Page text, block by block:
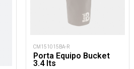
CM151015BA-R
Porta Equipo Bucket
3.4 lts